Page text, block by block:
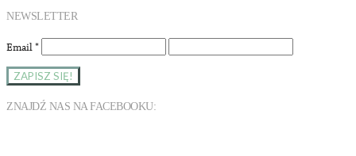
NEWSLETTER
Email*
ZNAJDŹ NAS NA FACEBOOKU: